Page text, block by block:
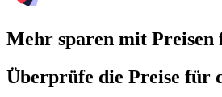
Mehr sparen mit
Überprüfe die Preise für